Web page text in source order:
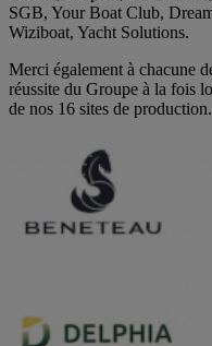
SGB, Your Boat Club,
Wiziboat, Yacht Solutions.
Merci également à chacune
réussite du Groupe à la fois
de nos 16 sites de production.